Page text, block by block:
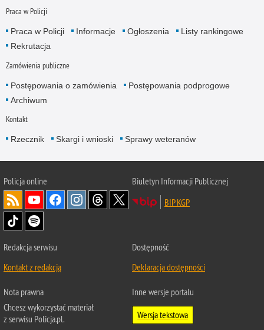
Praca w Policji
Praca w Policji Informacje Ogłoszenia
Listy rankingowe
Rekrutacja
Zamówienia publiczne
Postępowania o zamówienia
Postępowania podprogowe
Archiwum
Kontakt
Rzecznik Skargi i wnioski Sprawy weteranów
Policjaonline
Biuletyn Informacji Publicznej
BIP KGP
Redakcja serwisu
Kontakt z redakcją
Dostępność
Deklaracja dostępności
Nota prawna
Chcesz wykorzystać materiał
z serwisu Policja.pl.
Inne wersje portalu
Wersja tekstowa